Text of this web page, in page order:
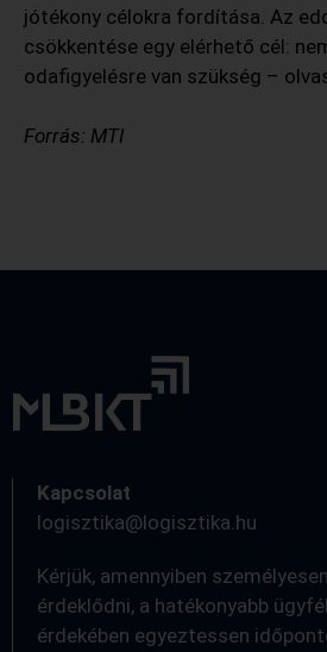
jótékony célokra fordítása. Az
csökkentése egy elérhető cél:
odafigyelésre van szükség –
Forrás: MTI
Kapcsolat
logisztika@logisztika.hu
Kérjük, amennyiben
érdeklődni, a hatékonyabb
érdekében egyeztessen